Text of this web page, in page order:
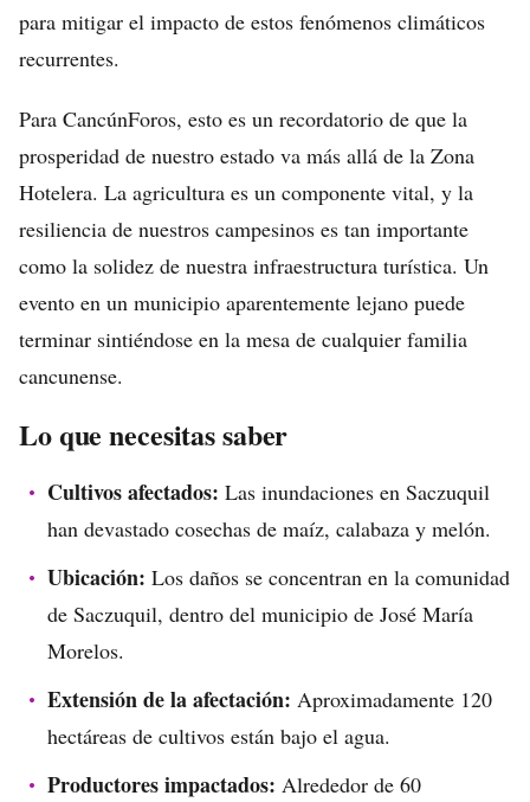
para mitigar el impacto de estos fenómenos climáticos
recurrentes.
Para CancúnForos, esto es un recordatorio de que la
prosperidad de nuestro estado va más allá de la Zona
Hotelera. La agricultura es un componente vital, y la
resiliencia de nuestros campesinos es tan importante
como la solidez de nuestra infraestructura turística. Un
evento en un municipio aparentemente lejano puede
terminar sintiéndose en la mesa de cualquier familia
cancunense.
Lo que necesitas saber
Cultivos afectados: Las inundaciones en Saczuquil
han devastado cosechas de maíz, calabaza y melón.
Ubicación: Los daños se concentran en la comunidad
de Saczuquil, dentro del municipio de José María
Morelos.
Extensión de la afectación: Aproximadamente 120
hectáreas de cultivos están bajo el agua.
Productores impactados: Alrededor de 60